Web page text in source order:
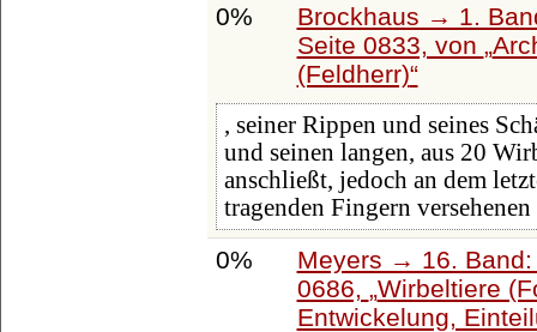
0%
Brockhaus → 1.
Seite 0833, von
(Feldherr)
, seiner Rippen und seines
und seinen langen, aus 20
anschließt, jedoch an dem
tragenden Fingern
0%
Meyers → 16.
0686,
Wirbeltiere
Entwickelung,